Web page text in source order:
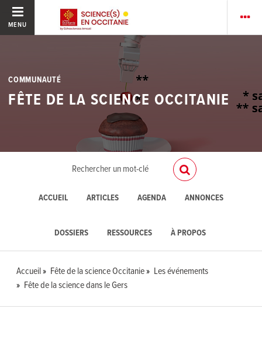
MENU
COMMUNAUTÉ
FÊTE DE LA SCIENCE OCCITANIE
ACCUEIL ARTICLES AGENDA ANNONCES
DOSSIERS RESSOURCES À PROPOS
Accueil Fête de la science Occitanie
Les événements
Fête de la science dans le Gers